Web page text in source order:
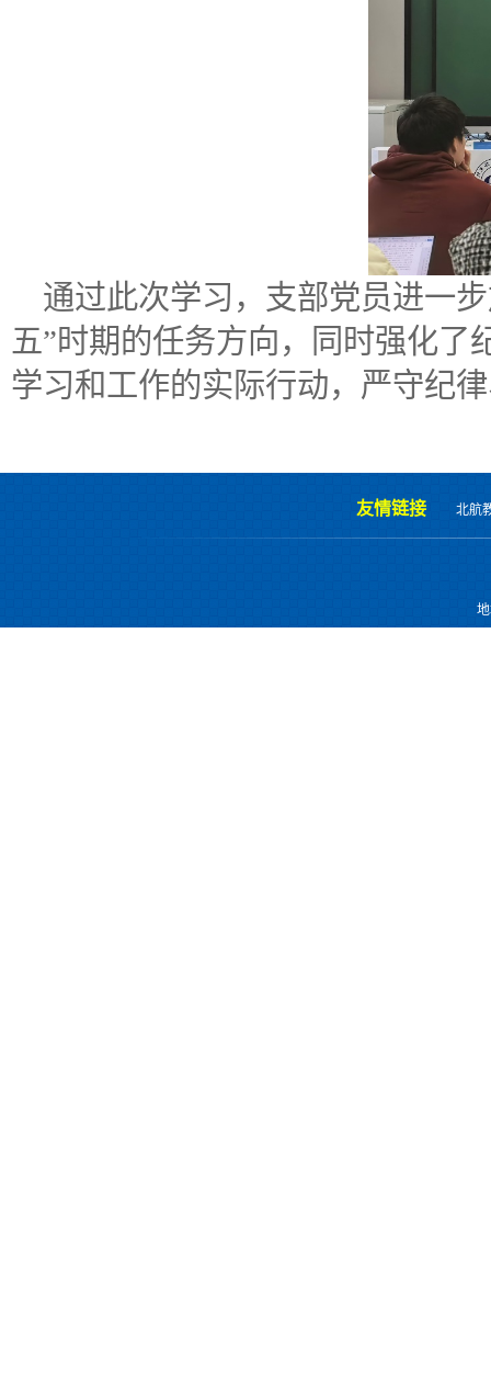
通过此次学习，支部党员进一
五”时期的任务方向，同时强化
学习和工作的实际行动，严守纪
友情链接 北航